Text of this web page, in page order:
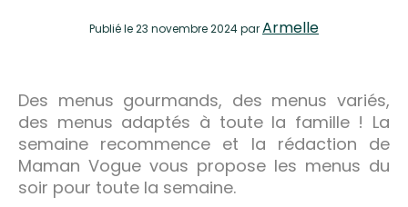
Publiéle 23 novembre 2024parArmelle
Des menus gourmands, des menus variés,
des menus adaptés à toute la famille ! La
semaine recommence et la rédaction de
Maman Vogue vous propose les menus du
soir pour toute la semaine.